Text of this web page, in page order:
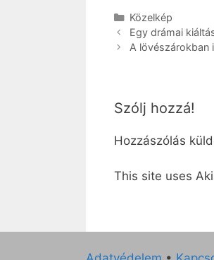
Kategória
Közelkép
Egy drámai
A lövészárokban
Szólj hozzá!
Hozzászólás
This site uses